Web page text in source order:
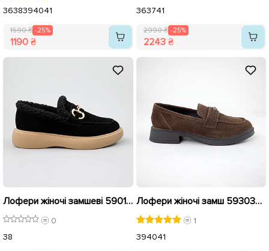
3638394041
1590 ₴ -25%
1190 ₴
363741
2990 ₴ -25%
2243 ₴
Лофери жіночі замшеві 590138 Чорні розпродаж
0
38
Лофери жіночі замш 593035 Коричневі розпродаж
1
394041